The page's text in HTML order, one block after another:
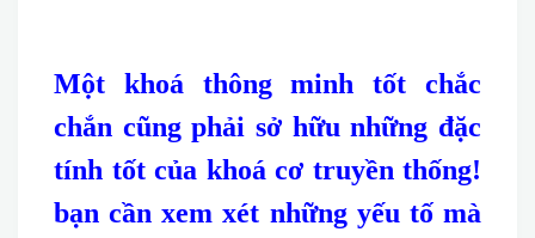
Một khoá thông minh tốt chắc
chắn cũng phải sở hữu những đặc
tính tốt của khoá cơ truyền thống!
bạn cần xem xét những yếu tố mà